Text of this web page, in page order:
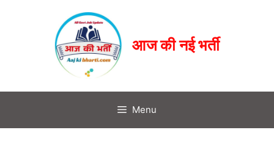
आज की नई भर्ती
Menu